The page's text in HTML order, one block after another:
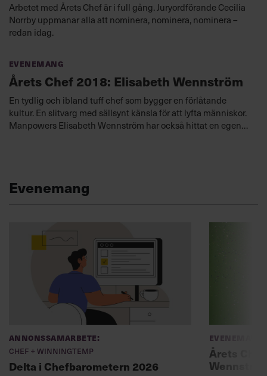
Arbetet med Årets Chef är i full gång. Juryordförande Cecilia
Norrby uppmanar alla att nominera, nominera, nominera –
redan idag.
Evenemang
Årets Chef 2018: Elisabeth Wennström
En tydlig och ibland tuff chef som bygger en förlåtande
kultur. En slitvarg med sällsynt känsla för att lyfta människor.
Manpowers Elisabeth Wennström har också hittat en egen
Evenemang
Annonssamarbete:
Chef + Winningtemp
Delta i Chefbarometern 2026
Evenemang
Årets